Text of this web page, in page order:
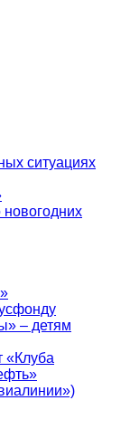
ситуациях
новогодних
– детям
«Клуба